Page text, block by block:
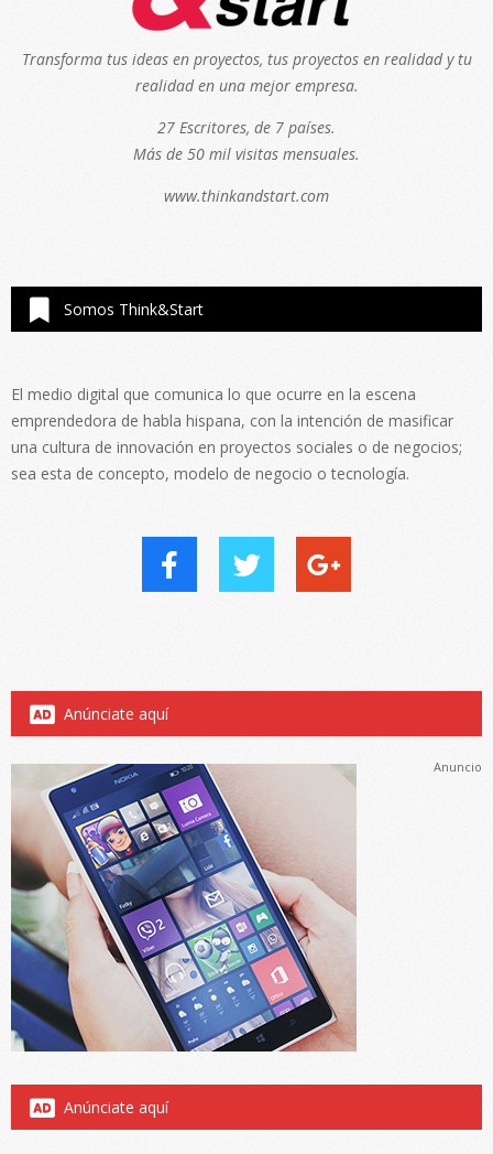
Transforma tus ideas en proyectos, tus proyectos en realidad y tu
realidad en una mejor empresa.
27 Escritores, de 7 países.
Más de 50 mil visitas mensuales.
www.thinkandstart.com
Somos Think&Start
El medio digital que comunica lo que ocurre en la escena
emprendedora de habla hispana, con la intención de masificar
una cultura de innovación en proyectos sociales o de negocios;
sea esta de concepto, modelo de negocio o tecnología.
Anúnciate aquí
Anuncio
Anúnciate aquí